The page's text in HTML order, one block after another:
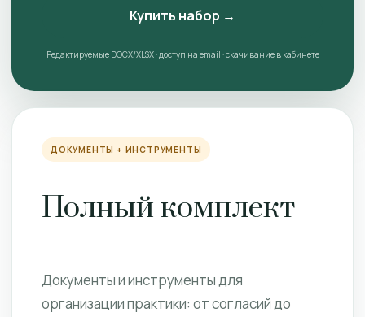
Купить набор →
Редактируемые DOCX/XLSX · доступ на email · скачивание в кабинете
ДОКУМЕНТЫ + ИНСТРУМЕНТЫ
Полный комплект
Документы и инструменты для
организации практики: от согласий до